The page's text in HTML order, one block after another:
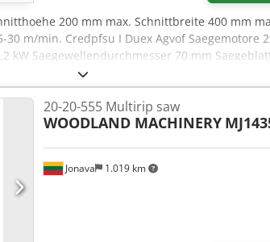
200 mm max. Schnittbreite 400 mm
m/min. Credpfsu I Duex Agvof Saegemotore
kW Saegewellendurchmesser 70 mm
Elektrische Hoehenverstellung der oberen
Angetriebene Rollengaenge
Jonava 1.019 km
20-20-555 Multirip saw
WOODLAND MACHINERY